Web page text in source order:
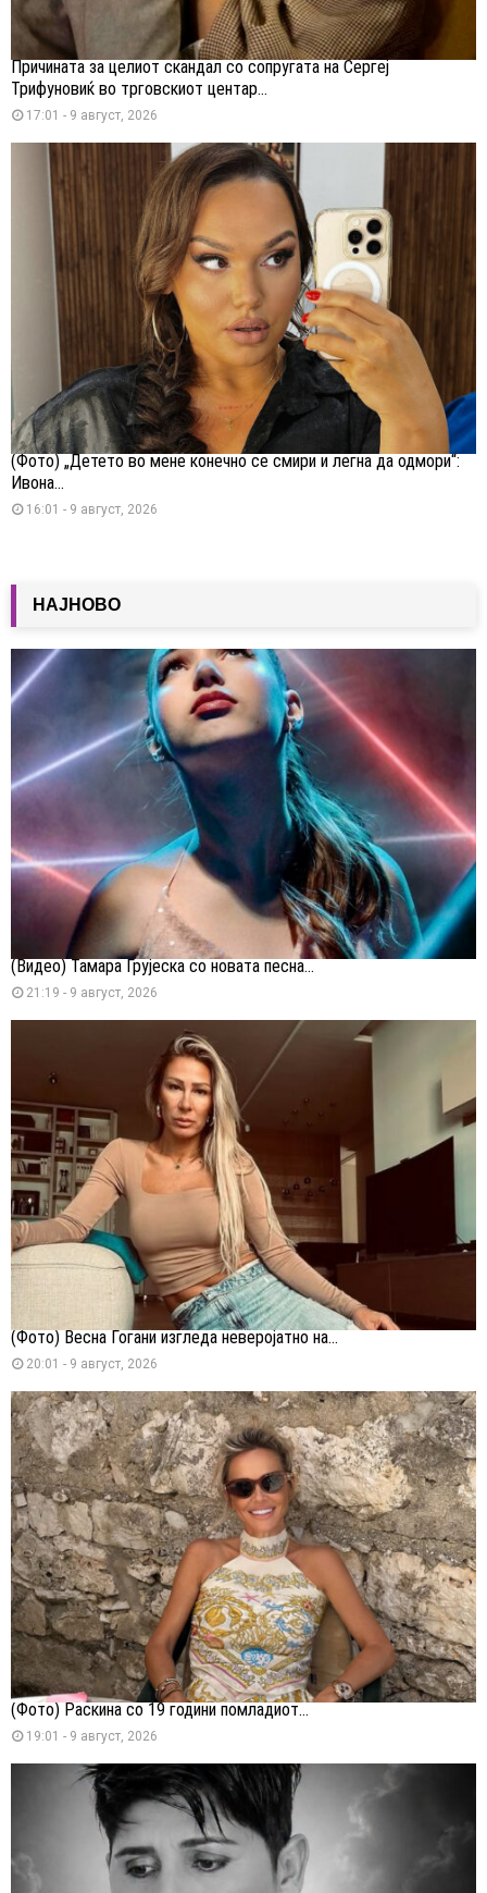
Причината за целиот скандал со сопругата на Сергеј
Трифуновиќ во трговскиот центар...
17:01 - 9 август, 2026
(Фото) „Детето во мене конечно се смири и легна да одмори“:
Ивона...
16:01 - 9 август, 2026
НАЈНОВО
(Видео) Тамара Грујеска со новата песна...
21:19 - 9 август, 2026
(Фото) Весна Ѓогани изгледа неверојатно на...
20:01 - 9 август, 2026
(Фото) Раскина со 19 години помладиот...
19:01 - 9 август, 2026